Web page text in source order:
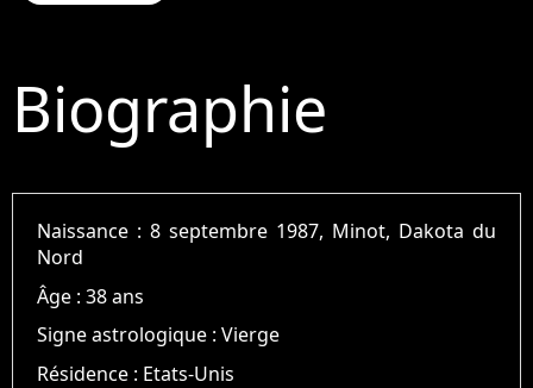
Biographie
Naissance :8 septembre 1987, Minot, Dakota du
Nord
Âge :38 ans
Signe astrologique :Vierge
Résidence : Etats-Unis